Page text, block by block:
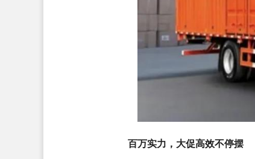
百万实力，大促高效不停摆